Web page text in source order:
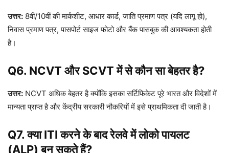
उत्तर: 8वीं/10वीं की मार्कशीट, आधार कार्ड, जाति प्रमाण पत्र (यदि लागू हो),
निवास प्रमाण पत्र, पासपोर्ट साइज फोटो और बैंक पासबुक की आवश्यकता होती
है।
Q6. NCVT और SCVT में से कौन सा बेहतर है?
उत्तर: NCVT अधिक बेहतर है क्योंकि इसका सर्टिफिकेट पूरे भारत और विदेशों में
मान्यता प्राप्त है और केंद्रीय सरकारी नौकरियों में इसे प्राथमिकता दी जाती है।
Q7. क्या ITI करने के बाद रेलवे में लोको पायलट
(ALP) बन सकते हैं?